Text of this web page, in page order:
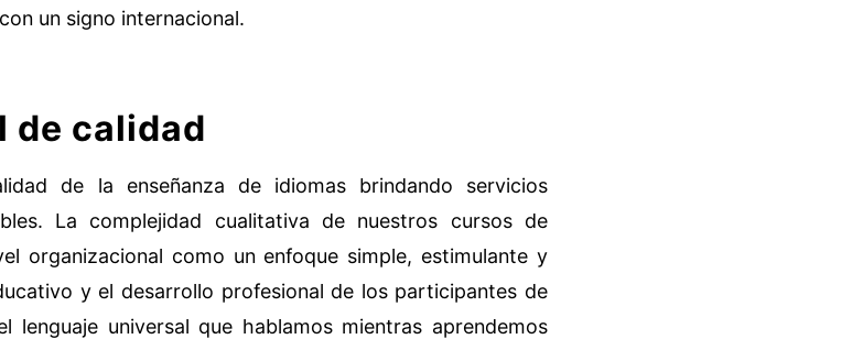
un signo internacional.
de calidad
de la enseñanza de idiomas brindando servicios
La complejidad cualitativa de nuestros cursos de
organizacional como un enfoque simple, estimulante y
y el desarrollo profesional de los participantes de
lenguaje universal que hablamos mientras aprendemos